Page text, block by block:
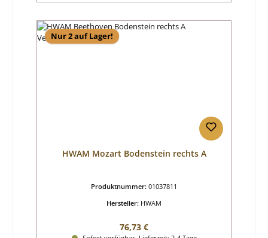
Nur 2 auf Lager!
HWAM Mozart Bodenstein rechts A
Produktnummer: 01037811
Hersteller: HWAM
Regulärer Preis:
76,73 €